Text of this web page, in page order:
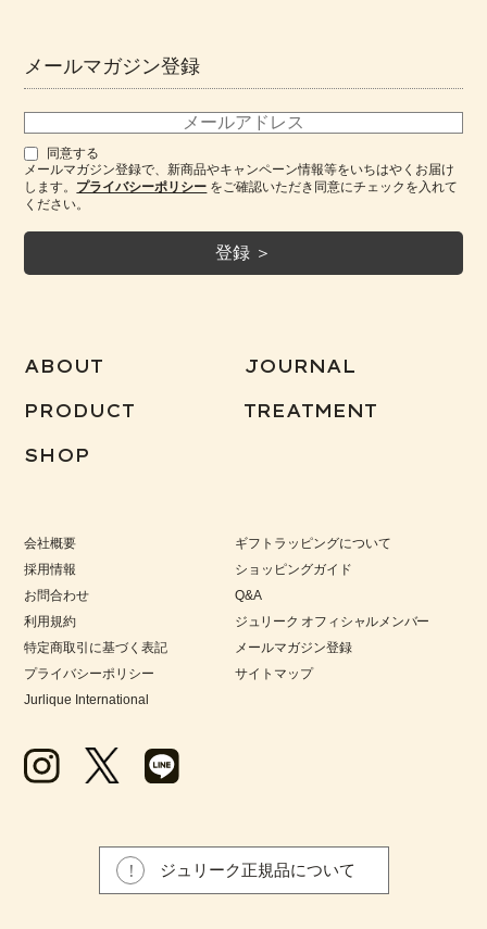
メールマガジン登録
同意する
メールマガジン登録で、新商品やキャンペーン情報等をいちはやくお届け
します。 プライバシーポリシー をご確認いただき同意にチェックを入れて
ください。
ABOUT JOURNAL
PRODUCT TREATMENT
SHOP
会社概要
採用情報
お問合わせ
利用規約
特定商取引に基づく表記
プライバシーポリシー
Jurlique International
ギフトラッピングについて
ショッピングガイド
Q&A
ジュリーク オフィシャルメンバー
メールマガジン登録
サイトマップ
ジュリーク正規品について